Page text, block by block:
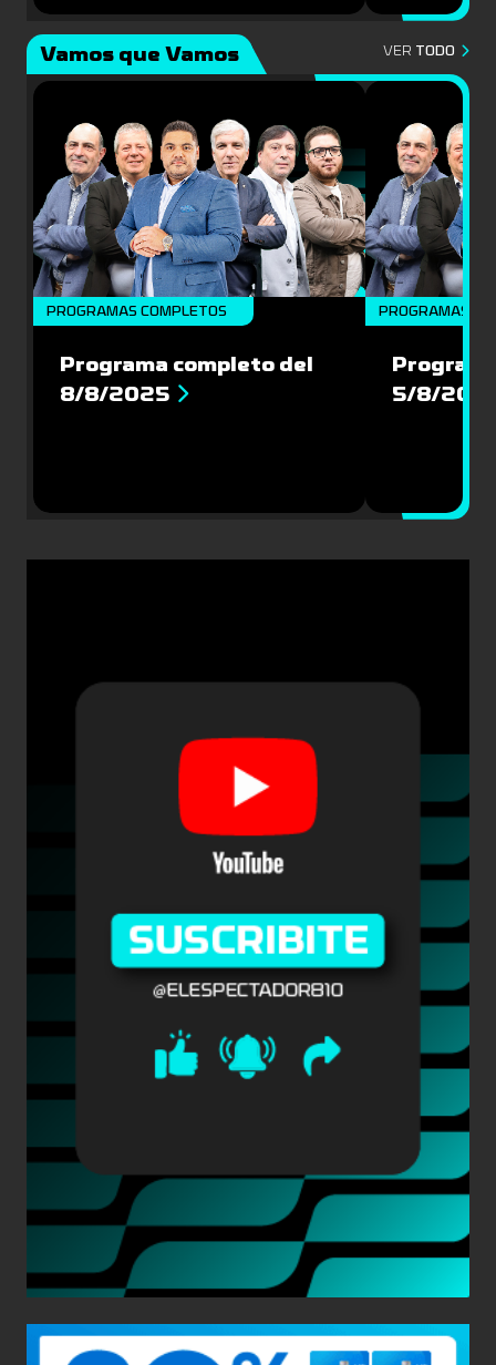
Vamos que Vamos VER TODO
PROGRAMAS COMPLETOS
Programa completo del
8/8/2025
PROGRAMAS
5/8/